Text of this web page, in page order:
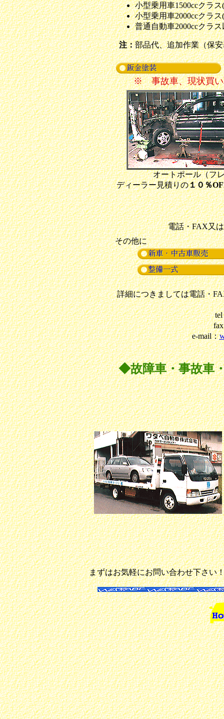
小型乗用車1500ccクラス
小型乗用車2000ccクラス
普通自動車2000ccクラ
注：部品代、追加作業（保
※ 事故車、現状買い
オートポール（フ
ディーラー見積りの１０％
電話・FAX又
その他に
詳細につきましては電話・
e-mail：
◆故障車・事故車
まずはお気軽にお問い合わせ下さい